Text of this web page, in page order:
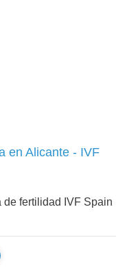
en Alicante - IVF
fertilidad IVF Spain